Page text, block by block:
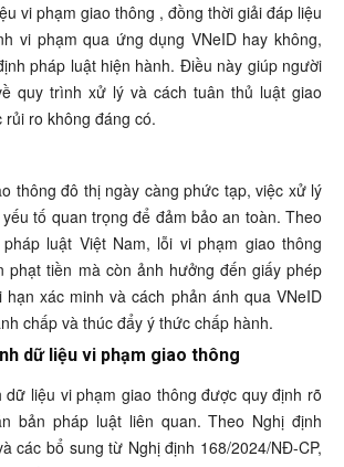
vi phạm giao thông , đồng thời giải đáp liệu
vi phạm qua ứng dụng VNeID hay không,
pháp luật hiện hành. Điều này giúp người
quy trình xử lý và cách tuân thủ luật giao
ro không đáng có.
thông đô thị ngày càng phức tạp, việc xử lý
tố quan trọng để đảm bảo an toàn. Theo
luật Việt Nam, lỗi vi phạm giao thông
phạt tiền mà còn ảnh hưởng đến giấy phép
hạn xác minh và cách phản ánh qua VNeID
chấp và thúc đẩy ý thức chấp hành.
dữ liệu vi phạm giao thông
dữ liệu vi phạm giao thông được quy định rõ
bản pháp luật liên quan. Theo Nghị định
các bổ sung từ Nghị định 168/2024/NĐ-CP,